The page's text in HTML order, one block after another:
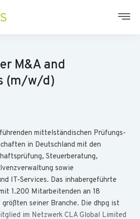
M&A and
(m/w/d)
mittelständischen Prüfungs-
in Deutschland mit den
Steuerberatung,
sowie
IT-Services. Das inhabergeführte
1.200 Mitarbeitenden an 18
seiner Branche. Die dhpg ist
im Netzwerk CLA Global Limited